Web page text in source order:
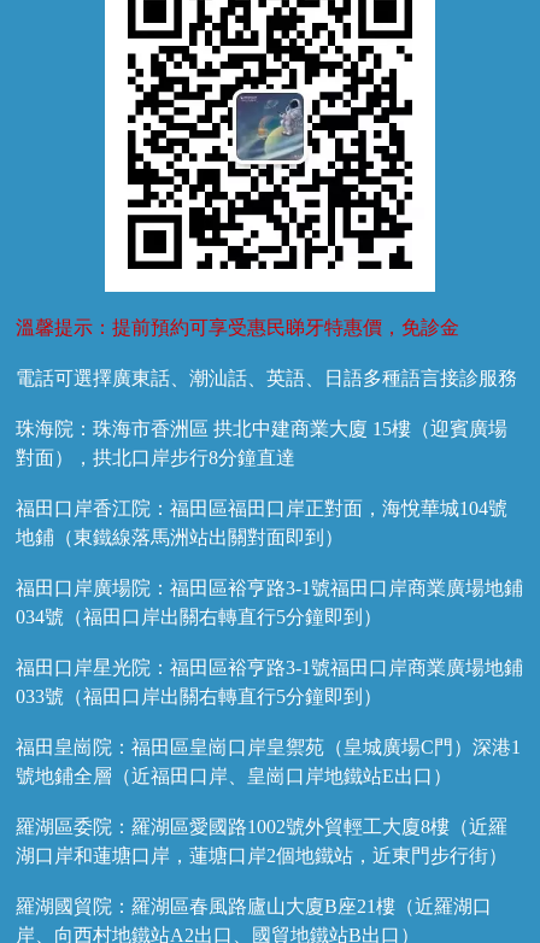
溫馨提示：提前預約可享受惠民睇牙特惠價，免診金
電話可選擇廣東話、潮汕話、英語、日語多種語言接診服務
珠海院：珠海市香洲區 拱北中建商業大廈 15樓（迎賓廣場
對面），拱北口岸步行8分鐘直達
福田口岸香江院：福田區福田口岸正對面，海悅華城104號
地鋪（東鐵線落馬洲站出關對面即到）
福田口岸廣場院：福田區裕亨路3-1號福田口岸商業廣場地鋪
034號（福田口岸出關右轉直行5分鐘即到）
福田口岸星光院：福田區裕亨路3-1號福田口岸商業廣場地鋪
033號（福田口岸出關右轉直行5分鐘即到）
福田皇崗院：福田區皇崗口岸皇禦苑（皇城廣場C門）深港1
號地鋪全層（近福田口岸、皇崗口岸地鐵站E出口）
羅湖區委院：羅湖區愛國路1002號外貿輕工大廈8樓（近羅
湖口岸和蓮塘口岸，蓮塘口岸2個地鐵站，近東門步行街）
羅湖國貿院：羅湖區春風路廬山大廈B座21樓（近羅湖口
岸、向西村地鐵站A2出口、國貿地鐵站B出口）